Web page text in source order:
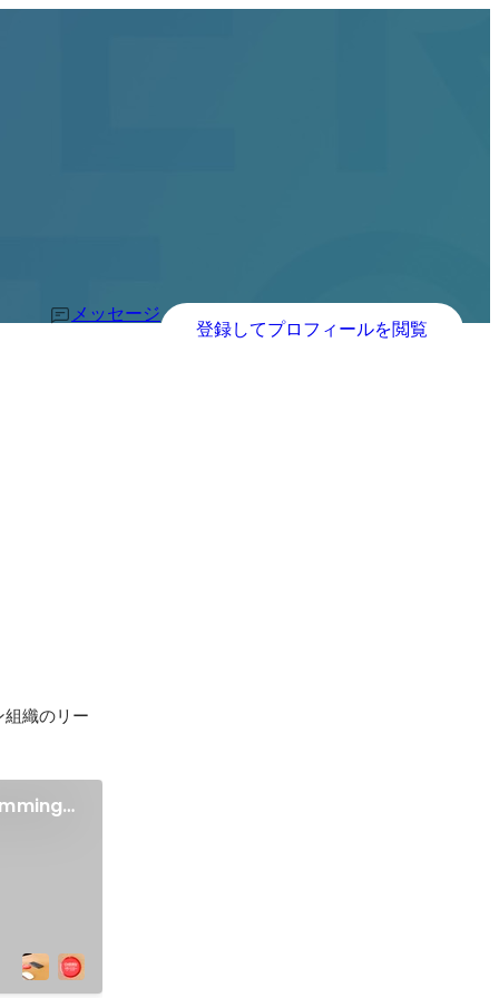
メッセージ
登録してプロフィールを閲覧
織のリー